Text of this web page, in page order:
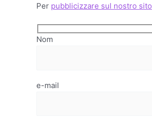
Per pubblicizzare sul nostro sito
Nom
e-mail